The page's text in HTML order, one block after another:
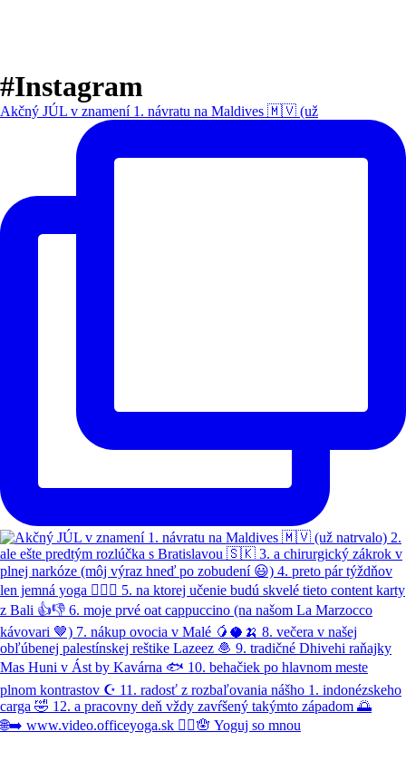
#Instagram
Akčný JÚL v znamení 1. návratu na Maldives 🇲🇻 (už
🌐➡️ www.video.officeyoga.sk 🧘‍♀️🪬 Yoguj so mnou